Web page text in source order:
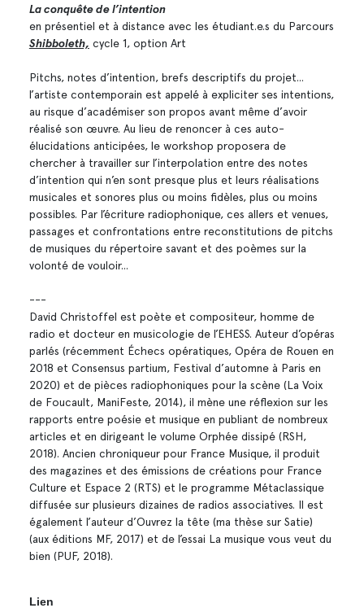
La conquête de l’intention
en présentiel et à distance avec les étudiant.e.s du Parcours
Shibboleth, cycle 1, option Art
Pitchs, notes d’intention, brefs descriptifs du projet...
l’artiste contemporain est appelé à expliciter ses intentions,
au risque d’académiser son propos avant même d’avoir
réalisé son œuvre. Au lieu de renoncer à ces auto-
élucidations anticipées, le workshop proposera de
chercher à travailler sur l’interpolation entre des notes
d’intention qui n’en sont presque plus et leurs réalisations
musicales et sonores plus ou moins fidèles, plus ou moins
possibles. Par l’écriture radiophonique, ces allers et venues,
passages et confrontations entre reconstitutions de pitchs
de musiques du répertoire savant et des poèmes sur la
volonté de vouloir...
---
David Christoffel est poète et compositeur, homme de
radio et docteur en musicologie de l’EHESS. Auteur d’opéras
parlés (récemment Échecs opératiques, Opéra de Rouen en
2018 et Consensus partium, Festival d’automne à Paris en
2020) et de pièces radiophoniques pour la scène (La Voix
de Foucault, ManiFeste, 2014), il mène une réflexion sur les
rapports entre poésie et musique en publiant de nombreux
articles et en dirigeant le volume Orphée dissipé (RSH,
2018). Ancien chroniqueur pour France Musique, il produit
des magazines et des émissions de créations pour France
Culture et Espace 2 (RTS) et le programme Métaclassique
diffusée sur plusieurs dizaines de radios associatives. Il est
également l’auteur d’Ouvrez la tête (ma thèse sur Satie)
(aux éditions MF, 2017) et de l’essai La musique vous veut du
bien (PUF, 2018).
Lien